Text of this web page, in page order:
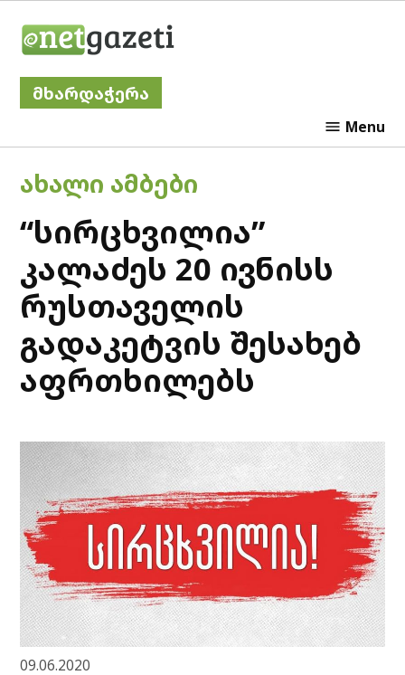
მხარდაჭერა
Menu
POSTED
IN
ᲐᲮᲐᲚᲘ ᲐᲛᲑᲔᲑᲘ
“სირცხვილია”
კალაძეს 20 ივნისს
რუსთაველის
გადაკეტვის შესახებ
აფრთხილებს
09.06.2020